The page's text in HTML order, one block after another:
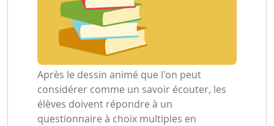
Après le dessin animé que l'on peut
considérer comme un savoir écouter, les
élèves doivent répondre à un
questionnaire à choix multiples en